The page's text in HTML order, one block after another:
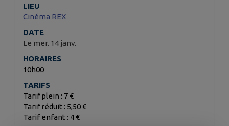
LIEU
Cinéma REX
DATE
Le mer. 14 janv.
HORAIRES
10h00
TARIFS
Tarif plein : 7 €
Tarif réduit : 5,50 €
Tarif enfant : 4 €